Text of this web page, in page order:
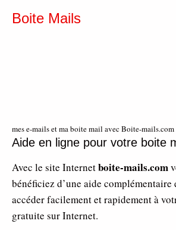
Boite Mails
mes e-mails et ma boite mail avec Boite-mails.com
Aide en ligne pour votre boite
Avec le site Internetboite-mails.com
bénéficiez d’une aide
accéder facilement et rapidement à
gratuite sur Internet.